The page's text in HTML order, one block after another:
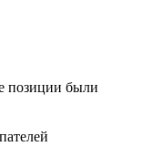
позиции были